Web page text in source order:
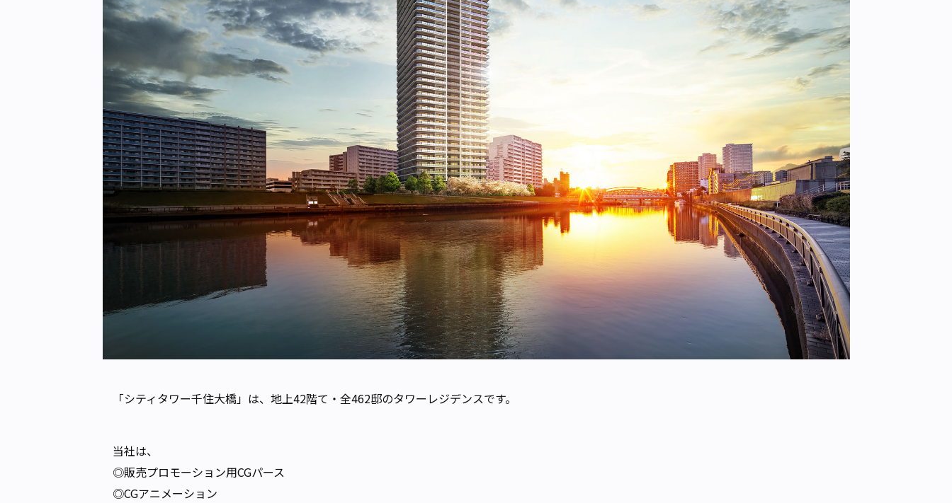
「シティタワー千住大橋」は、地上42階て・全462邸のタワーレジデンスです。
当社は、
◎販売プロモーション用CGパース
◎CGアニメーション